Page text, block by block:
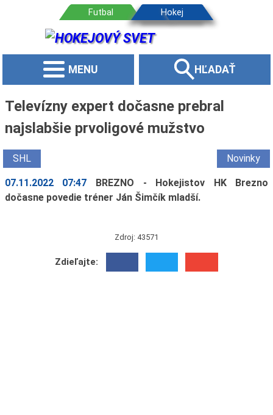
MENU HĽADAŤ
Televízny expert dočasne prebral
najslabšie prvoligové mužstvo
SHL Novinky
07.11.2022 07:47
BREZNO - Hokejistov HK Brezno
dočasne povedie tréner Ján Šimčík mladší.
Zdroj: 43571
Zdieľajte: